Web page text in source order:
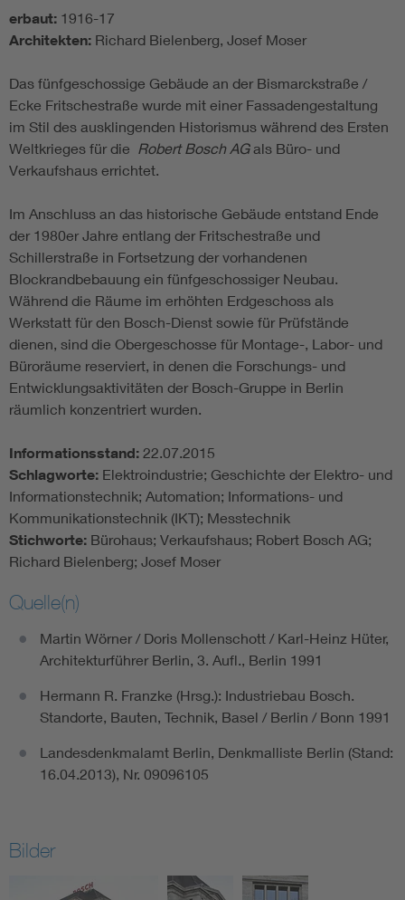
erbaut: 1916-17
Architekten: Richard Bielenberg, Josef Moser
Das fünfgeschossige Gebäude an der Bismarckstraße /
Ecke Fritschestraße wurde mit einer Fassadengestaltung
im Stil des ausklingenden Historismus während des Ersten
Weltkrieges für die Robert Bosch AGals Büro- und
Verkaufshaus errichtet.
Im Anschluss an das historische Gebäude entstand Ende
der 1980er Jahre entlang der Fritschestraße und
Schillerstraße in Fortsetzung der vorhandenen
Blockrandbebauung ein fünfgeschossiger Neubau.
Während die Räume im erhöhten Erdgeschoss als
Werkstatt für den Bosch-Dienst sowie für Prüfstände
dienen, sind die Obergeschosse für Montage-, Labor- und
Büroräume reserviert, in denen die Forschungs- und
Entwicklungsaktivitäten der Bosch-Gruppe in Berlin
räumlich konzentriert wurden.
Informationsstand: 22.07.2015
Schlagworte: Elektroindustrie; Geschichte der Elektro- und
Informationstechnik; Automation; Informations- und
Kommunikationstechnik (IKT); Messtechnik
Stichworte: Bürohaus; Verkaufshaus; Robert Bosch AG;
Richard Bielenberg; Josef Moser
Quelle(n)
Martin Wörner / Doris Mollenschott / Karl-Heinz Hüter,
Architekturführer Berlin, 3. Aufl., Berlin 1991
Hermann R. Franzke (Hrsg.): Industriebau Bosch.
Standorte, Bauten, Technik, Basel / Berlin / Bonn 1991
Landesdenkmalamt Berlin, Denkmalliste Berlin (Stand:
16.04.2013), Nr. 09096105
Bilder